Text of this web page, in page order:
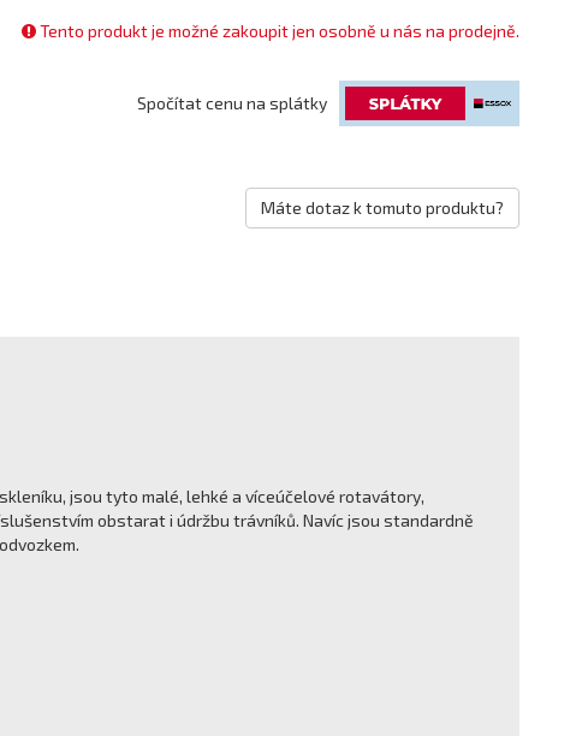
Tento produkt je možné zakoupit jen osobně u nás na prodejně.
Spočítat cenu na splátky
Máte dotaz k tomuto produktu?
jsou tyto malé, lehké a víceúčelové rotavátory,
obstarat i údržbu trávníků. Navíc jsou standardně